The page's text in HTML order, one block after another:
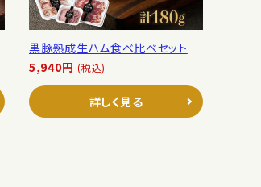
黒豚熟成生ハム食べ比べセット
5,940円 (税込)
詳しく見る